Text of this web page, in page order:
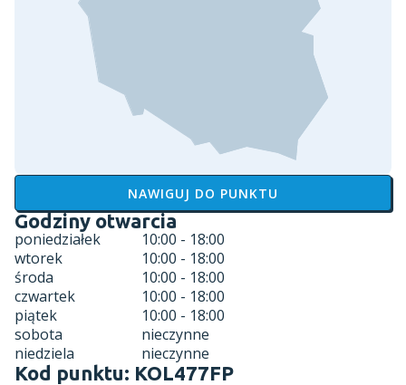
NAWIGUJ DO PUNKTU
Godziny otwarcia
poniedziałek
10:00 - 18:00
wtorek
10:00 - 18:00
środa
10:00 - 18:00
czwartek
10:00 - 18:00
piątek
10:00 - 18:00
sobota
nieczynne
niedziela
nieczynne
Kod punktu: KOL477FP